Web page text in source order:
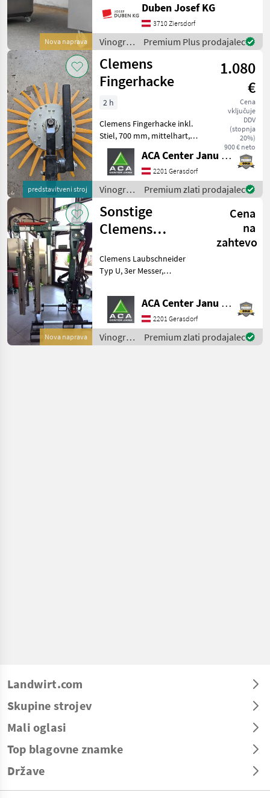
Nova naprava
Displaysteuerung mit
Touchscreen und 10-Zoll-
Monitor seitlich,
Funkfernbedienung, pneu
Duben Josef KG
3710 Ziersdorf
Vinogradništvo
/
Scharfenberger
Premium Plus prodajalec
predstavitveni stroj
Clemens
Fingerhacke
1.080
€
Cena
vključuje
DDV
(stopnja
20%)
900 € neto
2 h
Clemens Fingerhacke inkl.
Stiel, 700 mm, mittelhart,
Vorführgerät. Wurde nur 1 x
eingesetzt. Vinogradništvo
Odstranjevalniki štorov
ACA Center Janu GmbH
2201 Gerasdorf
Vinogradništvo
/
Clemens
Premium zlati prodajalec
Nova naprava
Sonstige
Clemens
Typ U
Cena
na
zahtevo
Clemens Laubschneider
Typ U, 3er Messer,
Messerträger seitlich 1, 45
und oben, hydraulische
Breitenverstellung im
Laubschn
ACA Center Janu GmbH
2201 Gerasdorf
Vinogradništvo
/
Premium zlati prodajalec
Landwirt.com
Skupine strojev
Mali oglasi
Top blagovne znamke
Države